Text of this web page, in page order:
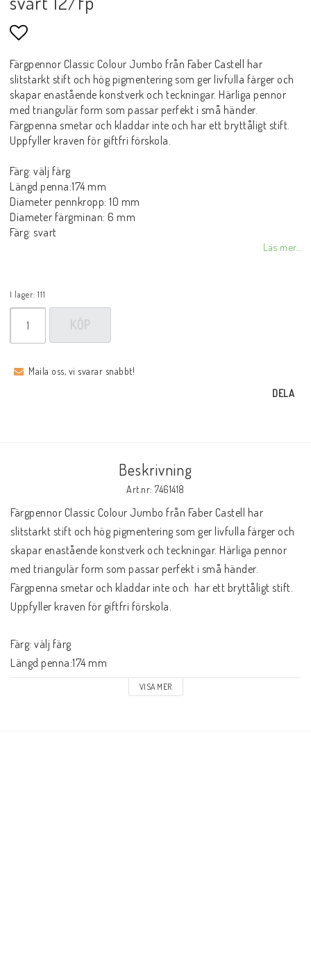
Lägg till i favoritlistan
Färgpennor Classic Colour Jumbo från Faber Castell har
slitstarkt stift och hög pigmentering som ger livfulla färger och
skapar enastående konstverk och teckningar. Härliga pennor
med triangulär form som passar perfekt i små händer.
Färgpenna smetar och kladdar inte och har ett bryttåligt stift.
Uppfyller kraven för giftfri förskola.
Färg: välj färg
Längd penna:174 mm
Diameter pennkropp: 10 mm
Diameter färgminan: 6 mm
Färg: svart
Läs mer...
I lager: 111
KÖP
Maila oss, vi svarar snabbt!
DELA
Beskrivning
Art.nr: 7461418
Färgpennor Classic Colour Jumbo från Faber Castell har
slitstarkt stift och hög pigmentering som ger livfulla färger och
skapar enastående konstverk och teckningar. Härliga pennor
med triangulär form som passar perfekt i små händer.
Färgpenna smetar och kladdar inte och  har ett bryttåligt stift.
Uppfyller kraven för giftfri förskola.
Färg: välj färg
Längd penna:174 mm
Diameter pennkropp: 10 mm
Diameter färgminan: 6 mm
VISA MER